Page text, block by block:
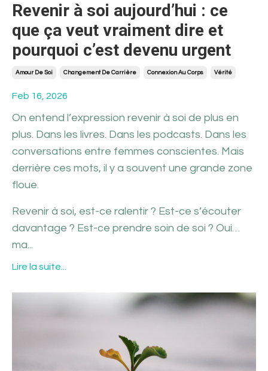
Revenir à soi aujourd’hui : ce
que ça veut vraiment dire et
pourquoi c’est devenu urgent
Amour De Soi Changement De Carrière Connexion Au Corps Vérité
Feb 16, 2026
On entend l’expression revenir à soi de plus en
plus. Dans les livres. Dans les podcasts. Dans les
conversations entre femmes conscientes. Mais
derrière ces mots, il y a souvent une grande zone
floue.
Revenir à soi, est-ce ralentir ? Est-ce s’écouter
davantage ? Est-ce prendre soin de soi ? Oui…
ma...
Lire la suite...